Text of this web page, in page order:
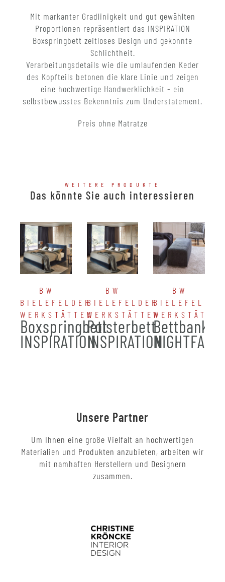
Mit markanter Gradlinigkeit und gut gewählten
Proportionen repräsentiert das INSPIRATION
Boxspringbett zeitloses Design und gekonnte
Schlichtheit.
Verarbeitungsdetails wie die umlaufenden Keder
des Kopfteils betonen die klare Linie und zeigen
eine hochwertige Handwerklichkeit - ein
selbstbewusstes Bekenntnis zum Understatement.
Preis ohne Matratze
WEITERE PRODUKTE
Das könnte Sie auch interessieren
BW
BIELEFELDER
WERKSTÄTTEN
Boxspringbett
INSPIRATION
BW
BIELEFELDER
WERKSTÄTTEN
Polsterbett
INSPIRATION
BW
BIELEFELDER
Bettbank
NIGHTFALL
Unsere Partner
Um Ihnen eine große Vielfalt an hochwertigen
Materialien und Produkten anzubieten, arbeiten wir
mit namhaften Herstellern und Designern
zusammen.